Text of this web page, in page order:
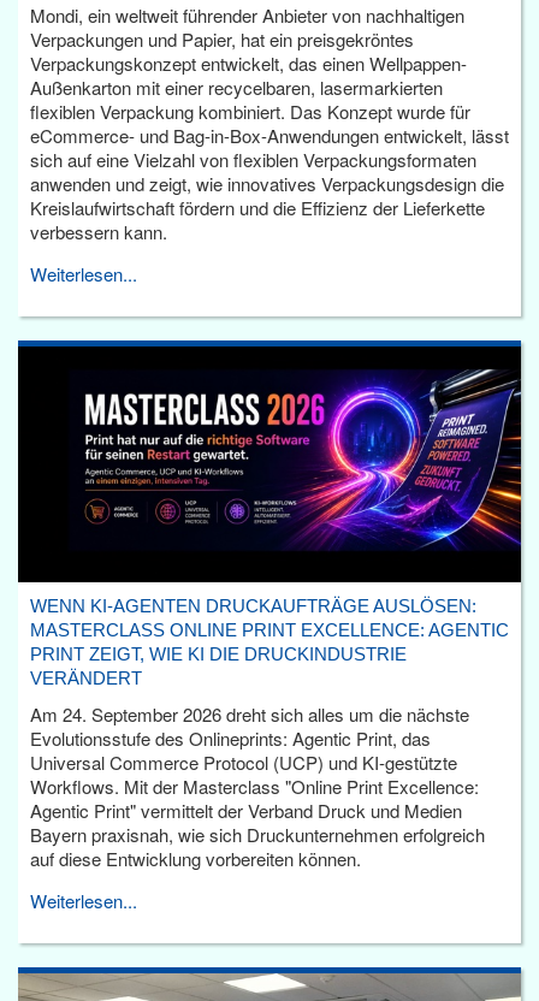
Mondi, ein weltweit führender Anbieter von nachhaltigen
Verpackungen und Papier, hat ein preisgekröntes
Verpackungskonzept entwickelt, das einen Wellpappen-
Außenkarton mit einer recycelbaren, lasermarkierten
flexiblen Verpackung kombiniert. Das Konzept wurde für
eCommerce- und Bag-in-Box-Anwendungen entwickelt, lässt
sich auf eine Vielzahl von flexiblen Verpackungsformaten
anwenden und zeigt, wie innovatives Verpackungsdesign die
Kreislaufwirtschaft fördern und die Effizienz der Lieferkette
verbessern kann.
Weiterlesen...
WENN KI-AGENTEN DRUCKAUFTRÄGE AUSLÖSEN:
MASTERCLASS ONLINE PRINT EXCELLENCE: AGENTIC
PRINT ZEIGT, WIE KI DIE DRUCKINDUSTRIE
VERÄNDERT
Am 24. September 2026 dreht sich alles um die nächste
Evolutionsstufe des Onlineprints: Agentic Print, das
Universal Commerce Protocol (UCP) und KI-gestützte
Workflows. Mit der Masterclass "Online Print Excellence:
Agentic Print" vermittelt der Verband Druck und Medien
Bayern praxisnah, wie sich Druckunternehmen erfolgreich
auf diese Entwicklung vorbereiten können.
Weiterlesen...